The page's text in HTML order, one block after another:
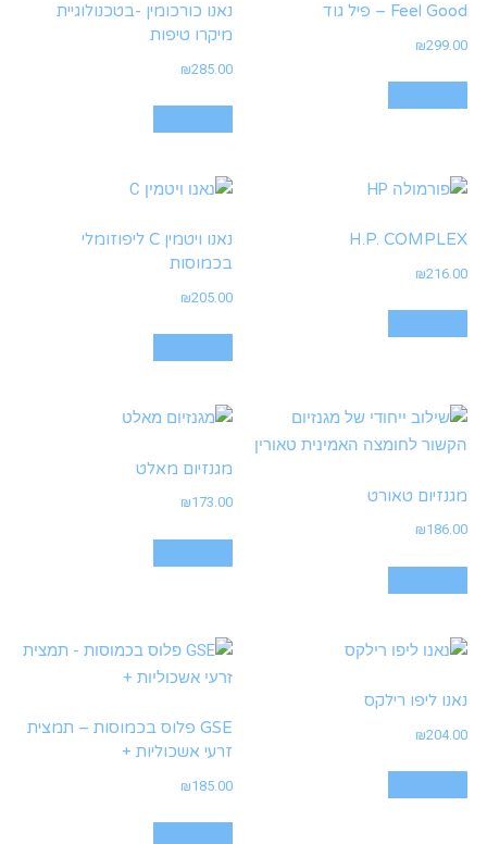
Feel Good – פיל גוד
₪299.00
נאנו כורכומין -בטכנולוגיית
מיקרו טיפות
₪285.00
H.P. COMPLEX
₪216.00
נאנו ויטמין C ליפוזומלי
בכמוסות
₪205.00
מגנזיום טאורט
₪186.00
מגנזיום מאלט
₪173.00
נאנו ליפו רילקס
₪204.00
GSE פלוס בכמוסות – תמצית
זרעי אשכוליות +
₪185.00